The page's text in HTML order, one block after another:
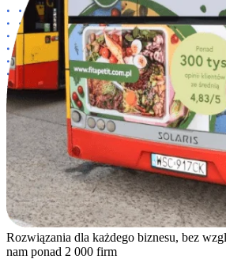
Rozwiązania dla każdego biznesu, bez
nam ponad 2 000 firm